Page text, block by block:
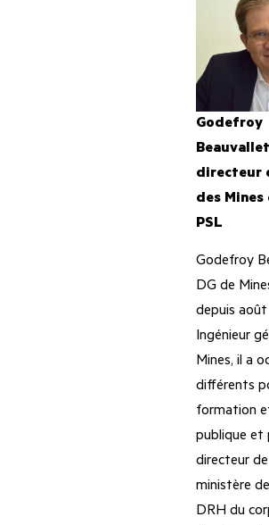
Godefroy
directeur
des Mines
PSL
Godefroy
DG de
depuis
Ingénieur
Mines, il a
différents
formation
publique et
directeur
ministère
DRH du